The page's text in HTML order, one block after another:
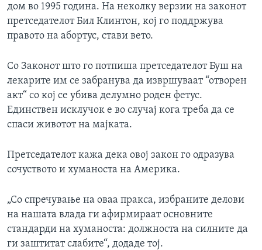
дом во 1995 година. На неколку верзии на законот
претседателот Бил Клинтон, кој го поддржува
правото на абортус, стави вето.
Со Законот што го потпиша претседателот Буш на
лекарите им се забранува да извршуваат “отворен
акт“ со кој се убива делумно роден фетус.
Единствен исклучок е во случај кога треба да се
спаси животот на мајката.
Претседателот кажа дека овој закон го одразува
сочуството и хуманоста на Америка.
„Со спречување на оваа пракса, избраните делови
на нашата влада ги афирмираат основните
стандарди на хуманоста: должноста на силните да
ги заштитат слабите“, додаде тој.